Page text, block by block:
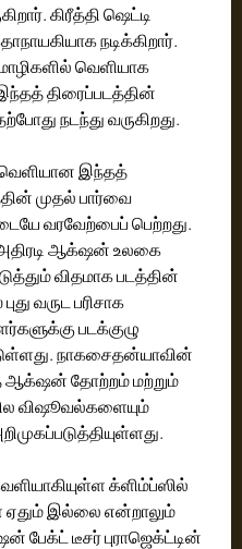
கிரீத்தி ஷெட்டி
நடிக்கிறார்.
வெளியாக
திரைப்படத்தின்
தற்போது நடந்து வருகிறது.
இந்தத்
முதல் பார்வை
வரவேற்பைப் பெற்றது.
ஆக்‌ஷன் உலகை
விதமாக படத்தின்
வருட பரிசாக
படக்குழு
நாகசைதன்யாவின்
மற்றும்
விஷூவல்களையும்
க்ளிம்ப்ஸில்
இல்லை என்றாலும்